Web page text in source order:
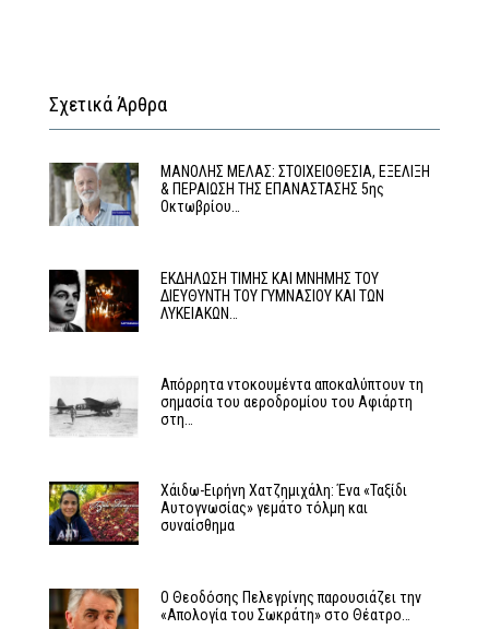
Σχετικά Άρθρα
MΑΝΟΛΗΣ ΜΕΛΑΣ: ΣΤΟΙΧΕΙΟΘΕΣΙΑ, ΕΞΕΛΙΞΗ
& ΠΕΡΑΙΩΣΗ ΤΗΣ ΕΠΑΝΑΣΤΑΣΗΣ 5ης
Οκτωβρίου…
ΕΚΔΗΛΩΣΗ ΤΙΜΗΣ ΚΑΙ ΜΝΗΜΗΣ ΤΟΥ
ΔΙΕΥΘΥΝΤΗ ΤΟΥ ΓΥΜΝΑΣΙΟΥ ΚΑΙ ΤΩΝ
ΛΥΚΕΙΑΚΩΝ…
Απόρρητα ντοκουμέντα αποκαλύπτουν τη
σημασία του αεροδρομίου του Αφιάρτη
στη…
Χάιδω-Ειρήνη Χατζημιχάλη: Ένα «Ταξίδι
Αυτογνωσίας» γεμάτο τόλμη και
συναίσθημα
Ο Θεοδόσης Πελεγρίνης παρουσιάζει την
«Απολογία του Σωκράτη» στο Θέατρο…